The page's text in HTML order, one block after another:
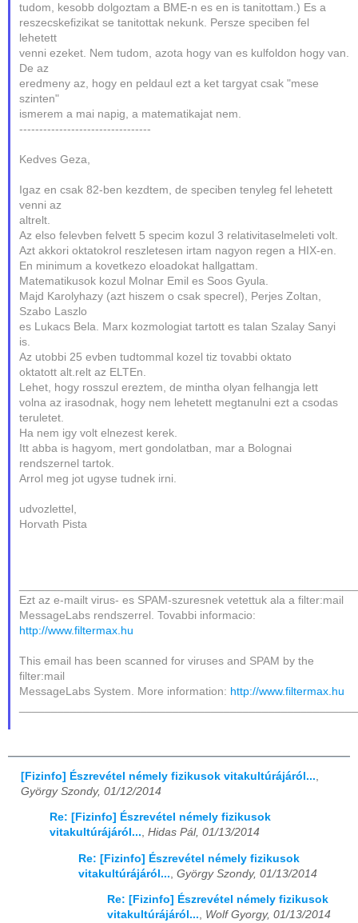
tudom, kesobb dolgoztam a BME-n es en is tanitottam.) Es a
reszecskefizikat se tanitottak nekunk. Persze speciben fel
lehetett
venni ezeket. Nem tudom, azota hogy van es kulfoldon hogy van.
De az
eredmeny az, hogy en peldaul ezt a ket targyat csak "mese
szinten"
ismerem a mai napig, a matematikajat nem.
---------------------------------
Kedves Geza,
Igaz en csak 82-ben kezdtem, de speciben tenyleg fel lehetett
venni az
altrelt.
Az elso felevben felvett 5 specim kozul 3 relativitaselmeleti volt.
Azt akkori oktatokrol reszletesen irtam nagyon regen a HIX-en.
En minimum a kovetkezo eloadokat hallgattam.
Matematikusok kozul Molnar Emil es Soos Gyula.
Majd Karolyhazy (azt hiszem o csak specrel), Perjes Zoltan,
Szabo Laszlo
es Lukacs Bela. Marx kozmologiat tartott es talan Szalay Sanyi
is.
Az utobbi 25 evben tudtommal kozel tiz tovabbi oktato
oktatott alt.relt az ELTEn.
Lehet, hogy rosszul ereztem, de mintha olyan felhangja lett
volna az irasodnak, hogy nem lehetett megtanulni ezt a csodas
teruletet.
Ha nem igy volt elnezest kerek.
Itt abba is hagyom, mert gondolatban, mar a Bolognai
rendszernel tartok.
Arrol meg jot ugyse tudnek irni.
udvozlettel,
Horvath Pista
Ezt az e-mailt virus- es SPAM-szuresnek vetettuk ala a filter:mail
MessageLabs rendszerrel. Tovabbi informacio:
http://www.filtermax.hu
This email has been scanned for viruses and SPAM by the
filter:mail
MessageLabs System. More information: http://www.filtermax.hu
[Fizinfo] Észrevétel némely fizikusok vitakultúrájáról...
György Szondy, 01/12/2014
Re: [Fizinfo] Észrevétel némely fizikusok
vitakultúrájáról..., Hidas Pál, 01/13/2014
Re: [Fizinfo] Észrevétel némely fizikusok
vitakultúrájáról... György Szondy, 01/13/2014
Re: [Fizinfo] Észrevétel némely fizikusok
vitakultúrájáról..., Wolf Gyorgy, 01/13/2014